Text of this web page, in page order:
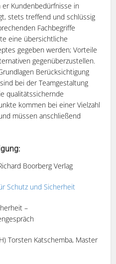
er Kundenbedürfnisse in
stets treffend und schlüssig
Fachbegriffe
eine übersichtliche
gegeben werden; Vorteile
gegenüberzustellen.
Berücksichtigung
bei der Teamgestaltung
qualitätssichernde
kommen bei einer Vielzahl
müssen anschließend
Boorberg Verlag
Schutz und Sicherheit
–
Torsten Katschemba, Master